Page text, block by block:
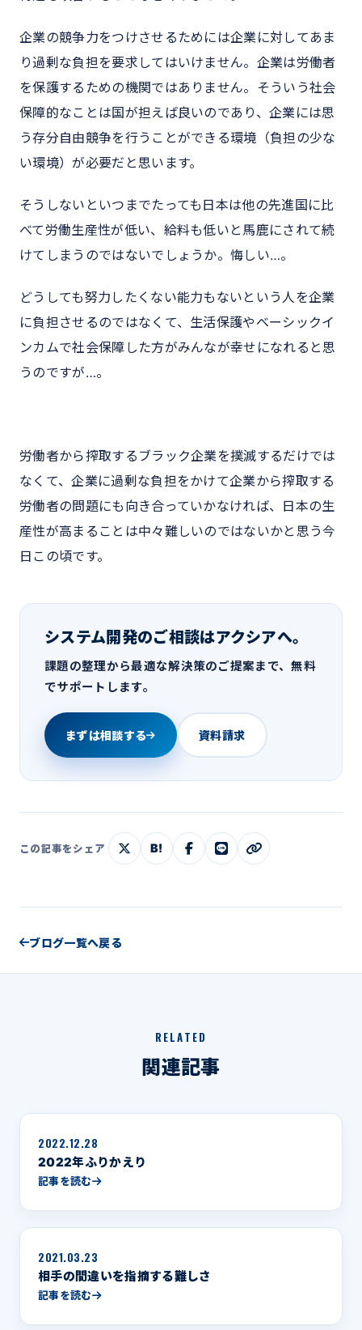
企業の競争力をつけさせるためには企業に対してあま
り過剰な負担を要求してはいけません。企業は労働者
を保護するための機関ではありません。そういう社会
保障的なことは国が担えば良いのであり、企業には思
う存分自由競争を行うことができる環境（負担の少な
い環境）が必要だと思います。
そうしないといつまでたっても日本は他の先進国に比
べて労働生産性が低い、給料も低いと馬鹿にされて続
けてしまうのではないでしょうか。悔しい…。
どうしても努力したくない能力もないという人を企業
に負担させるのではなくて、生活保護やベーシックイ
ンカムで社会保障した方がみんなが幸せになれると思
うのですが…。
労働者から搾取するブラック企業を撲滅するだけでは
なくて、企業に過剰な負担をかけて企業から搾取する
労働者の問題にも向き合っていかなければ、日本の生
産性が高まることは中々難しいのではないかと思う今
日この頃です。
システム開発のご相談はアクシアへ。
課題の整理から最適な解決策のご提案まで、無料
でサポートします。
まずは相談する 資料請求
この記事をシェア B!
ブログ一覧へ戻る
RELATED
関連記事
2022.12.28
2022年ふりかえり
記事を読む
2021.03.23
相手の間違いを指摘する難しさ
記事を読む